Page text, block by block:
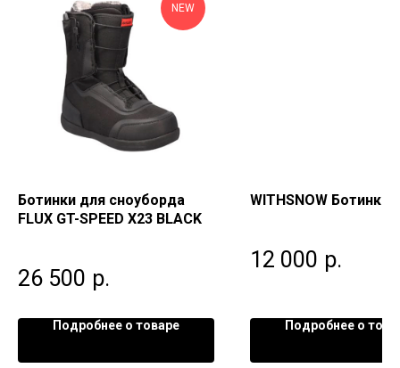
NEW
Ботинки для сноуборда
FLUX GT-SPEED X23 BLACK
26 500 р.
Подробнее о товаре
WITHSNOW Ботинки
12 000 р.
Подробнее о